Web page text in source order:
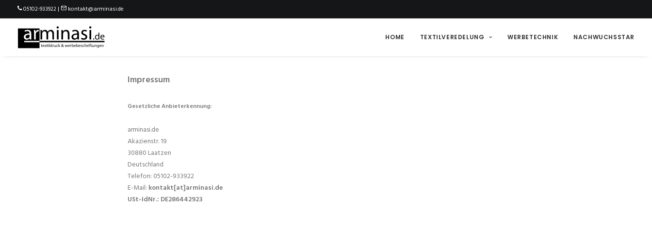
05102-933922 | kontakt@arminasi.de
HOME TEXTILVEREDELUNG WERBETECHNIK NACHWUCHSSTAR
Impressum
Gesetzliche Anbieterkennung:
arminasi.de
Akazienstr. 19
30880 Laatzen
Deutschland
Telefon: 05102-933922
E-Mail: kontakt[at]arminasi.de
USt-IdNr.: DE286442923